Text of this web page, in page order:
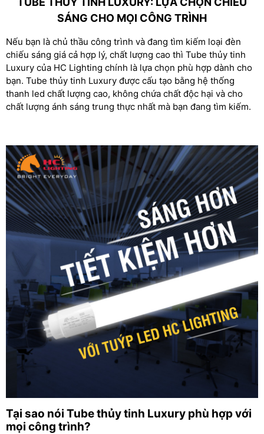
SÁNG CHO MỌI CÔNG TRÌNH
Nếu bạn là chủ thầu công trình và đang tìm kiếm loại đèn
chiếu sáng giá cả hợp lý, chất lượng cao thì Tube thủy tinh
Luxury của HC Lighting chính là lựa chọn phù hợp dành cho
bạn. Tube thủy tinh Luxury được cấu tạo bằng hệ thống
thanh led chất lượng cao, không chứa chất độc hại và cho
chất lượng ánh sáng trung thực nhất mà bạn đang tìm kiếm.
Tại sao nói Tube thủy tinh Luxury phù hợp với
mọi công trình?